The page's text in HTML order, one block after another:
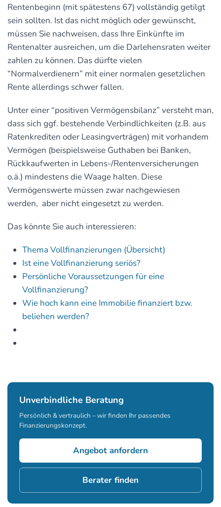
Rentenbeginn (mit spätestens 67) vollständig getilgt
sein sollten. Ist das nicht möglich oder gewünscht,
müssen Sie nachweisen, dass Ihre Einkünfte im
Rentenalter ausreichen, um die Darlehensraten weiter
zahlen zu können. Das dürfte vielen
“Normalverdienern” mit einer normalen gesetzlichen
Rente allerdings schwer fallen.
Unter einer “positiven Vermögensbilanz” versteht man,
dass sich ggf. bestehende Verbindlichkeiten (z.B. aus
Ratenkrediten oder Leasingverträgen) mit vorhandem
Vermögen (beispielsweise Guthaben bei Banken,
Rückkaufwerten in Lebens-/Rentenversicherungen
o.ä.) mindestens die Waage halten. Diese
Vermögenswerte müssen zwar nachgewiesen
werden, aber nicht eingesetzt zu werden.
Das könnte Sie auch interessieren:
Thema Vollfinanzierungen (Übersicht)
Ist eine Vollfinanzierung seriös?
Persönliche Voraussetzungen für eine
Vollfinanzierung?
Wie hoch kann eine Immobilie finanziert bzw.
beliehen werden?
Unverbindliche Beratung
Persönlich & vertraulich – wir finden Ihr passendes
Finanzierungskonzept.
Angebot anfordern
Berater finden